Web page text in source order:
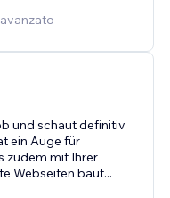
und schaut definitiv
ein Auge für
zudem mit Ihrer
Webseiten baut...